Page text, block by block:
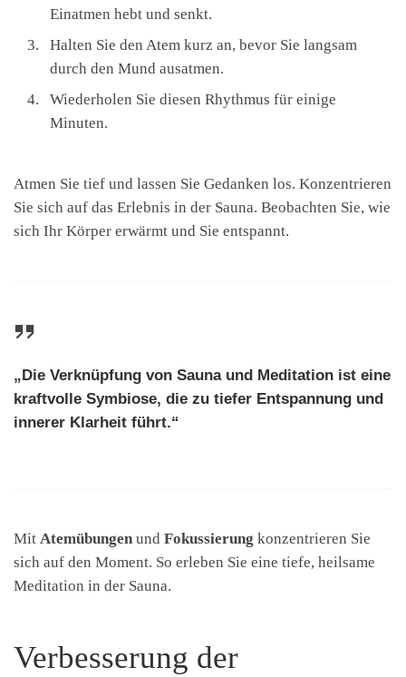
Einatmen hebt und senkt.
Halten Sie den Atem kurz an, bevor Sie langsam
durch den Mund ausatmen.
Wiederholen Sie diesen Rhythmus für einige
Minuten.
Atmen Sie tief und lassen Sie Gedanken los. Konzentrieren
Sie sich auf das Erlebnis in der Sauna. Beobachten Sie, wie
sich Ihr Körper erwärmt und Sie entspannt.
„Die Verknüpfung von Sauna und Meditation ist eine
kraftvolle Symbiose, die zu tiefer Entspannung und
innerer Klarheit führt.“
Mit Atemübungen und Fokussierung konzentrieren Sie
sich auf den Moment. So erleben Sie eine tiefe, heilsame
Meditation in der Sauna.
Verbesserung der